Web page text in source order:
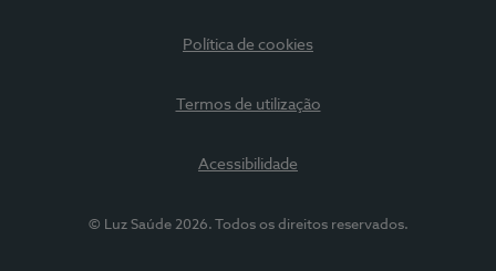
Política de cookies
Termos de utilização
Acessibilidade
© Luz Saúde 2026. Todos os direitos reservados.